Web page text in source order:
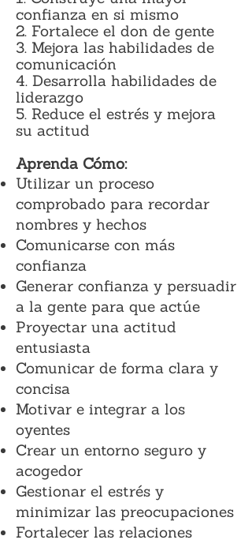
confianza en si mismo
2. Fortalece el don de gente
3. Mejora las habilidades de
comunicación
4. Desarrolla habilidades de
liderazgo
5. Reduce el estrés y mejora
su actitud
Aprenda Cómo:
Utilizar un proceso
comprobado para recordar
nombres y hechos
Comunicarse con más
confianza
Generar confianza y persuadir
a la gente para que actúe
Proyectar una actitud
entusiasta
Comunicar de forma clara y
concisa
Motivar e integrar a los
oyentes
Crear un entorno seguro y
acogedor
Gestionar el estrés y
minimizar las preocupaciones
Fortalecer las relaciones